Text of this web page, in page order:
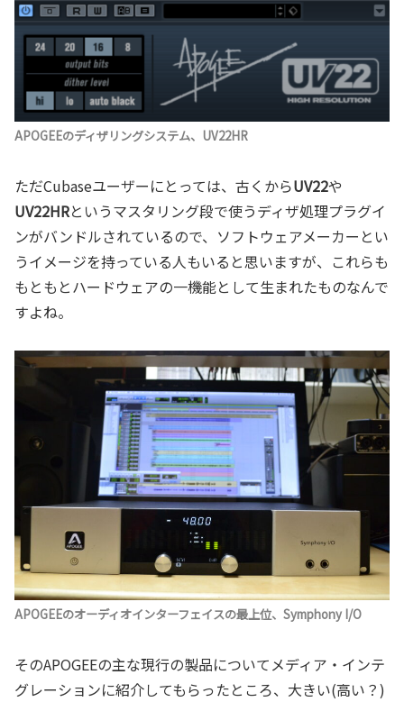
APOGEEのディザリングシステム、 UV22HR
ただCubaseユーザーにとっては、古くからUV22や
UV22HRというマスタリング段で使うディザ処理プラグイ
ンがバンドルされているので、ソフトウェアメーカーとい
うイメージを持っている人もいると思いますが、これらも
もともとハードウェアの一機能として生まれたものなんで
すよね。
APOGEEのオーディオインターフェイスの最上位、Symphony I/O
そのAPOGEEの主な現行の製品についてメディア・インテ
グレーションに紹介してもらったところ、大きい(高い？)